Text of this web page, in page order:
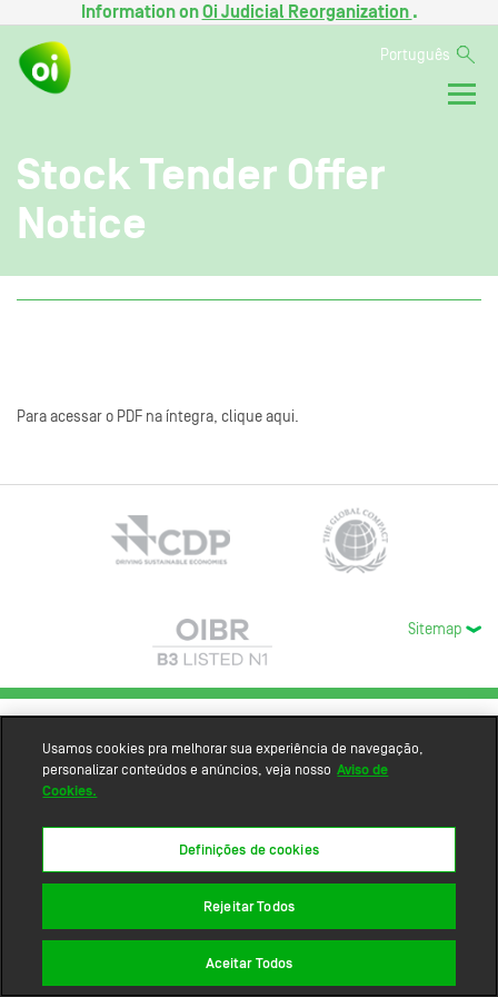
Information onOi Judicial Reorganization .
Português
Stock Tender Offer
Notice
Para acessar o PDF na íntegra, clique aqui.
Sitemap
Usamos cookies pra melhorar sua experiência de navegação,
personalizar conteúdos e anúncios, veja nosso Aviso de
Cookies.
Definições de cookies
Rejeitar Todos
Aceitar Todos